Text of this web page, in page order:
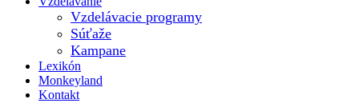
Vzdelávacie programy
Súťaže
Kampane
Lexikón
Monkeyland
Kontakt